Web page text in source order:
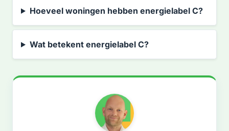
Hoeveel woningen hebben energielabel C?
Wat betekent energielabel C?